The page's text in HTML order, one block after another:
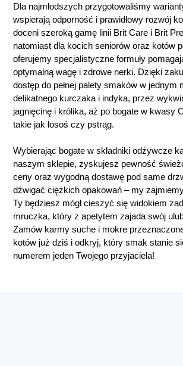
Dla najmłodszych przygotowaliśmy
wspierają odporność i prawidłowy rozwój
doceni szeroką gamę linii Brit Care i Brit
natomiast dla kocich seniorów oraz kotów
oferujemy specjalistyczne formuły
optymalną wagę i zdrowe nerki. Dzięki
dostęp do pełnej palety smaków w jednym
delikatnego kurczaka i indyka, przez
jagnięcinę i królika, aż po bogate w kwasy
takie jak łosoś czy pstrąg.
Wybierając bogate w składniki odżywcze
naszym sklepie, zyskujesz pewność
ceny oraz wygodną dostawę pod same
dźwigać ciężkich opakowań – my
Ty będziesz mógł cieszyć się widokiem
mruczka, który z apetytem zajada swój
Zamów karmy suche i mokre
kotów już dziś i odkryj, który smak stanie
numerem jeden Twojego przyjaciela!